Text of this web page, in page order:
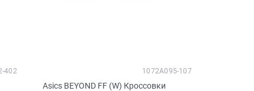
402
Asics BEYOND FF (W) Кроссовки
1072A095-107